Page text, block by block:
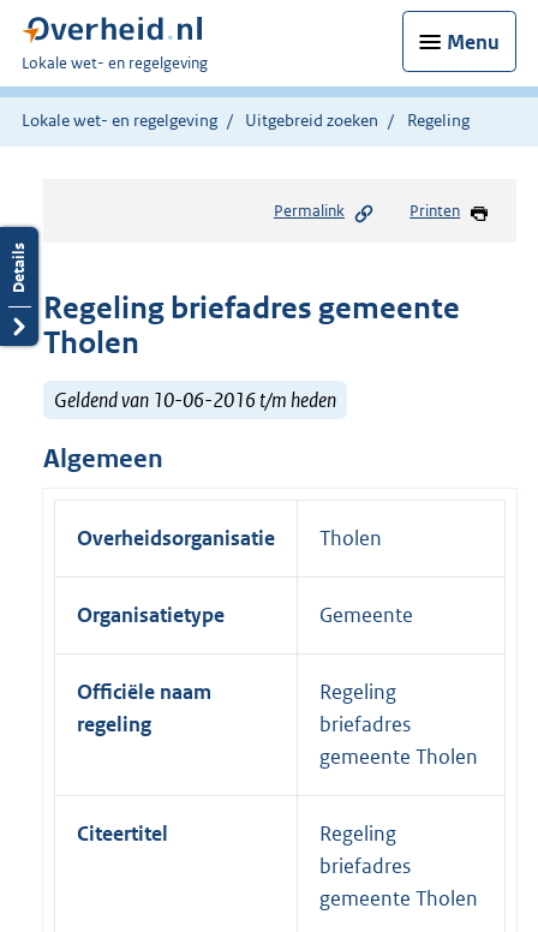
Menu
U
bent
hier:
Lokale wet- en regelgeving
Lokale wet- en regelgeving Uitgebreid zoeken Regeling
Permalink Printen
Regeling briefadres gemeente
Tholen
Geldend van 10-06-2016 t/m heden
Algemeen
Overheidsorganisatie Tholen
Organisatietype Gemeente
Officiële naam
regeling
Regeling
briefadres
gemeente Tholen
Citeertitel
Regeling
briefadres
gemeente Tholen